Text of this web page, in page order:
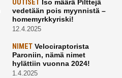
UUTISETIso määrä Pilttejä
vedetään pois myynnistä –
homemyrkkyriski!
12.4.2025
NIMETVelociraptorista
Paroniin, nämä nimet
hylättiin vuonna 2024!
1.4.2025